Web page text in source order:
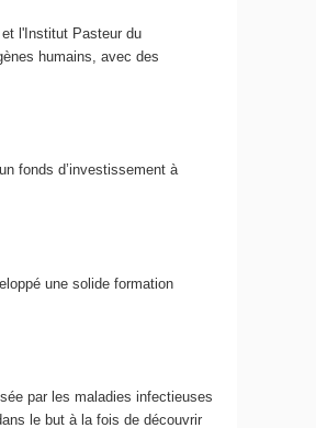
l'Institut Pasteur du
humains, avec des
fonds d’investissement à
une solide formation
par les maladies infectieuses
le but à la fois de découvrir